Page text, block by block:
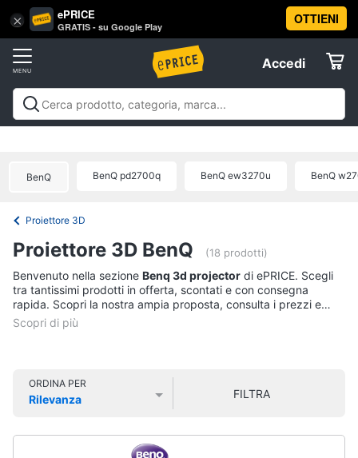
× ePRICE
GRATIS - su Google Play
OTTIENI
Accedi
Accedi
Registrati
Offerte
Tv
e
Home
Cinema
home
Vai
al
Tv
Home
Televisori
TV
Smart
tv
Tv
Samsung
Tv
55
tutti
BenQ BenQ pd2700q BenQ ew3270u BenQ
Proiettore 3D
Proiettore 3D BenQ (18 prodotti)
Benvenuto nella sezione Benq 3d projector di ePRICE. Scegli
tra tantissimi prodotti in offerta, scontati e con consegna
rapida. Scopri la nostra ampia proposta, consulta i prezzi e
acquista comodamente online.
ORDINA PER
Rilevanza
FILTRA